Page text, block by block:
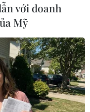
khoảng 01h36
Mang Thị của
Đức Hoành thuộc
với doanh
Mỹ